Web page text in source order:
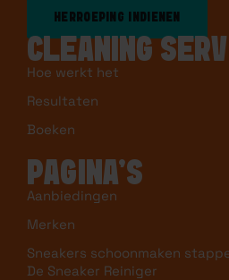
HERROEPING INDIENEN
CLEANING
Hoe werkt het
Resultaten
Boeken
PAGINA’S
Aanbiedingen
Merken
Sneakers schoonmaken
De Sneaker Reiniger